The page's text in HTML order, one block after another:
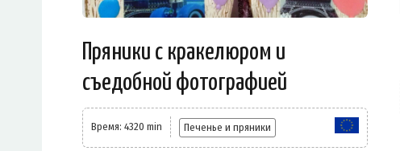
Пряники с кракелюром и
съедобной фотографией
Время: 4320 min Печенье и пряники